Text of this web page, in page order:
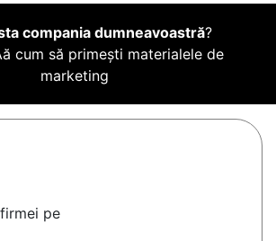
compania dumneavoastră?
cum să primești materialele de
marketing
pe